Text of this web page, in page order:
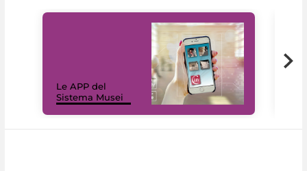
Le APP del
Sistema Musei